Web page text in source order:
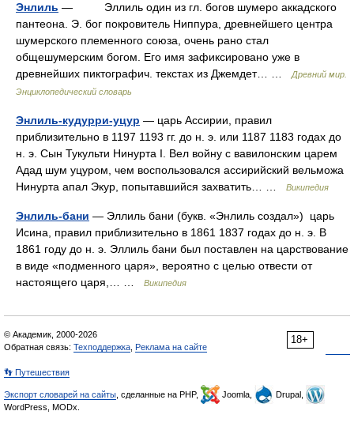
Энлиль — Эллиль один из гл. богов шумеро аккадского
пантеона. Э. бог покровитель Ниппура, древнейшего центра
шумерского племенного союза, очень рано стал
общешумерским богом. Его имя зафиксировано уже в
древнейших пиктографич. текстах из Джемдет… …
Древний мир.
Энциклопедический словарь
Энлиль-кудурри-уцур — царь Ассирии, правил
приблизительно в 1197 1193 гг. до н. э. или 1187 1183 годах до
н. э. Сын Тукульти Нинурта I. Вел войну с вавилонским царем
Адад шум уцуром, чем воспользовался ассирийский вельможа
Нинурта апал Экур, попытавшийся захватить… …
Википедия
Энлиль-бани — Эллиль бани (букв. «Энлиль создал») царь
Исина, правил приблизительно в 1861 1837 годах до н. э. В
1861 году до н. э. Эллиль бани был поставлен на царствование
в виде «подменного царя», вероятно с целью отвести от
настоящего царя,… …
Википедия
18+
© Академик, 2000-2026
Обратная связь: Техподдержка Реклама на сайте
👣 Путешествия
Экспорт словарей на сайты , сделанные на PHP, Joomla,
Drupal,
WordPress, MODx.